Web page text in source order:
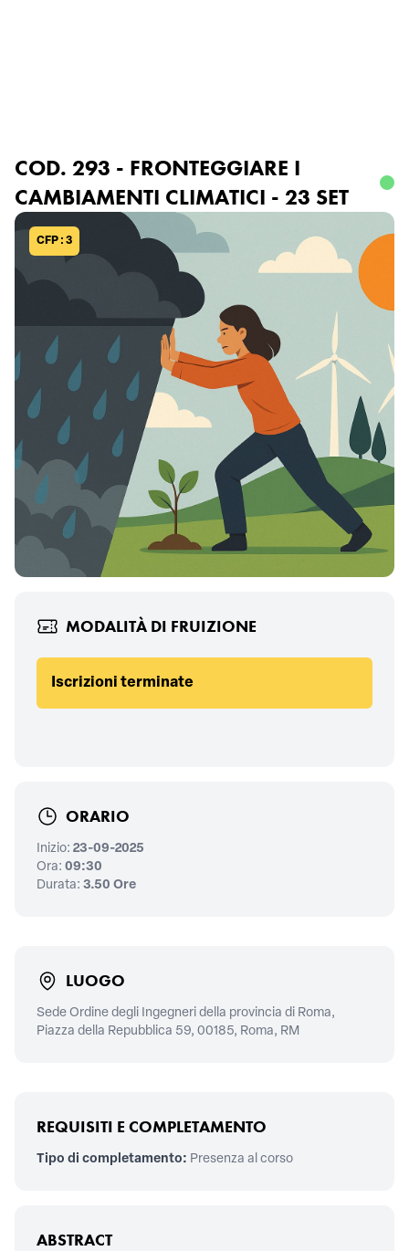
COD. 293 - FRONTEGGIARE I
CAMBIAMENTI CLIMATICI - 23 SET
CFP : 3
MODALITÀ DI FRUIZIONE
Iscrizioni terminate
ORARIO
Inizio: 23-09-2025
Ora: 09:30
Durata: 3.50 Ore
LUOGO
Sede Ordine degli Ingegneri della provincia di Roma,
Piazza della Repubblica 59, 00185, Roma, RM
REQUISITI E COMPLETAMENTO
Tipo di completamento: Presenza al corso
ABSTRACT